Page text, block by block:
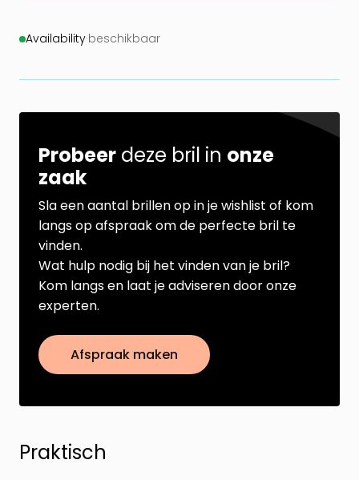
Availability·beschikbaar
Probeer deze bril in onze
zaak
Sla een aantal brillen op in je wishlist of kom
langs op afspraak om de perfecte bril te
vinden.
Wat hulp nodig bij het vinden van je bril?
Kom langs en laat je adviseren door onze
experten.
Afspraak maken
Praktisch